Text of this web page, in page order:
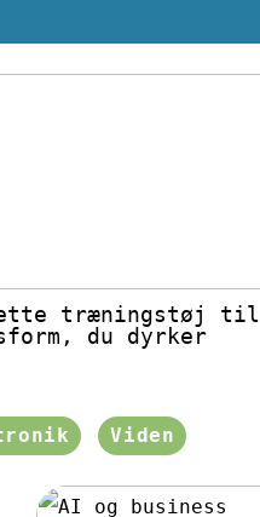
træningstøj til
du dyrker
Viden